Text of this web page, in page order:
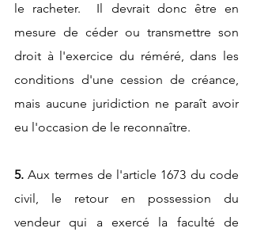
le racheter. Il devrait donc être en
mesure de céder ou transmettre son
droit à l'exercice du réméré, dans les
conditions d'une cession de créance,
mais aucune juridiction ne paraît avoir
eu l'occasion de le reconnaître.
5. Aux termes de l'article 1673 du code
civil, le retour en possession du
vendeur qui a exercé la faculté de